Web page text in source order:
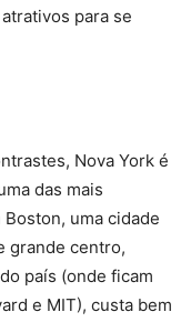
para se
Nova York é
das mais
uma cidade
grande centro,
país (onde ficam
e MIT), custa bem